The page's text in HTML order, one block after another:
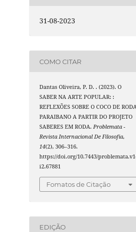
31-08-2023
COMO CITAR
Dantas Oliveira, P. D. . (2023). O
SABER NA ARTE POPULAR: :
REFLEXÕES SOBRE O COCO DE
PARAIBANO A PARTIR DO PROJETO
SABERES EM RODA.Problemata -
Revista Internacional De Filosofia,
14(2), 306–316.
https://doi.org/10.7443/
i2.67881
Fomatos de Citação
EDIÇÃO